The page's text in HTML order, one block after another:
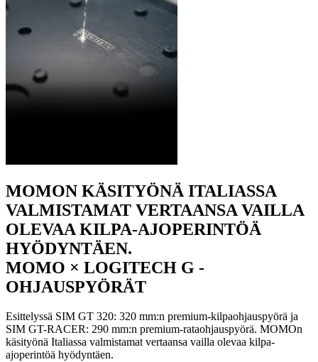
MOMON KÄSITYÖNÄ ITALIASSA
VALMISTAMAT VERTAANSA VAILLA
OLEVAA KILPA-AJOPERINTÖÄ
HYÖDYNTÄEN.
MOMO × LOGITECH G -
OHJAUSPYÖRÄT
Esittelyssä SIM GT 320: 320 mm:n premium-kilpaohjauspyörä ja
SIM GT-RACER: 290 mm:n premium-rataohjauspyörä. MOMOn
käsityönä Italiassa valmistamat vertaansa vailla olevaa kilpa-
ajoperintöä hyödyntäen.